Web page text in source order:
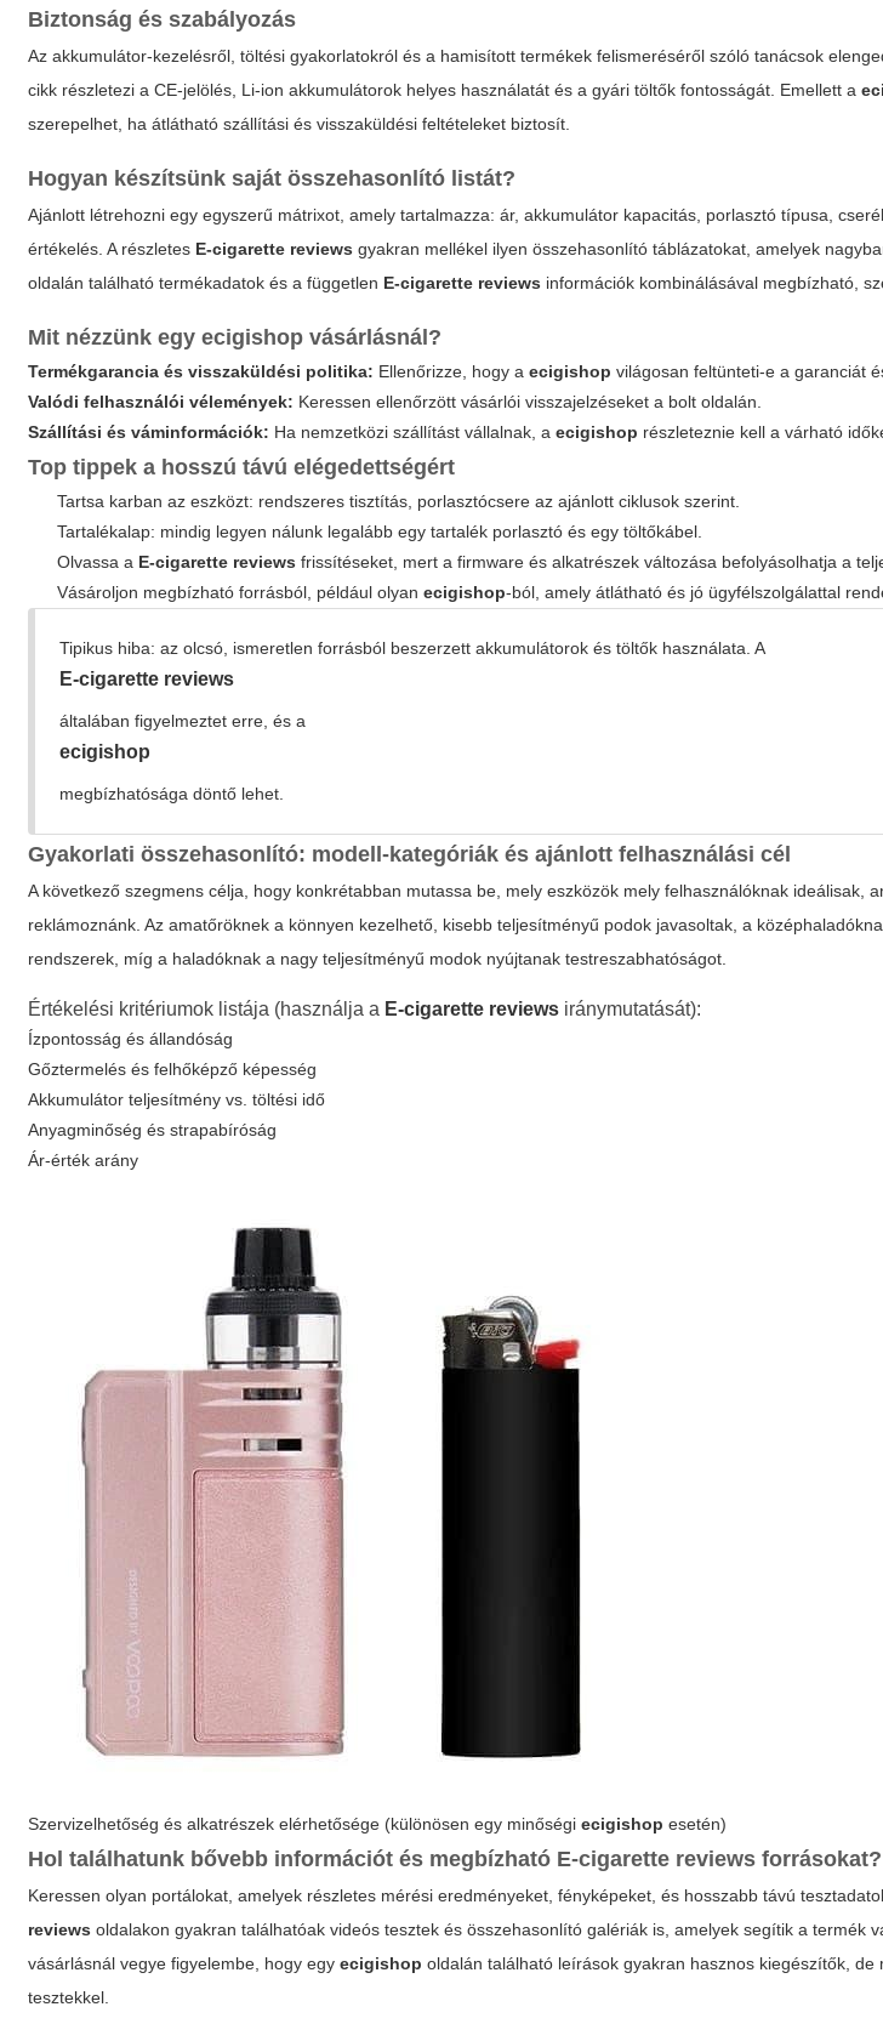
Biztonság és szabályozás
Az akkumulátor-kezelésről, töltési gyakorlatokról és a hamisított termékek felismeréséről szóló tanácsok
cikk részletezi a CE-jelölés, Li-ion akkumulátorok helyes használatát és a gyári töltők fontosságát. Emellett a
szerepelhet, ha átlátható szállítási és visszaküldési feltételeket biztosít.
Hogyan készítsünk saját összehasonlító listát?
Ajánlott létrehozni egy egyszerű mátrixot, amely tartalmazza: ár, akkumulátor kapacitás, porlasztó típusa,
értékelés. A részletes E-cigarette reviews gyakran mellékel ilyen összehasonlító táblázatokat, amelyek
oldalán található termékadatok és a független E-cigarette reviews információk kombinálásával megbízható,
Mit nézzünk egyecigishop vásárlásnál?
Termékgarancia és visszaküldési politika: Ellenőrizze, hogy aecigishop világosan feltünteti-e a garanciát
Valódi felhasználói vélemények: Keressen ellenőrzött vásárlói visszajelzéseket a bolt oldalán.
Szállítási és váminformációk: Ha nemzetközi szállítást vállalnak, aecigishop részleteznie kell a várható
Top tippek a hosszú távú elégedettségért
Tartsa karban az eszközt: rendszeres tisztítás, porlasztócsere az ajánlott ciklusok szerint.
Tartalékalap: mindig legyen nálunk legalább egy tartalék porlasztó és egy töltőkábel.
Olvassa a E-cigarette reviews frissítéseket, mert a firmware és alkatrészek változása befolyásolhatja a
Vásároljon megbízható forrásból, például olyanecigishop-ból, amely átlátható és jó ügyfélszolgálattal
Tipikus hiba: az olcsó, ismeretlen forrásból beszerzett akkumulátorok és töltők használata. A
E-cigarette reviews
általában figyelmeztet erre, és a
ecigishop
megbízhatósága döntő lehet.
Gyakorlati összehasonlító: modell-kategóriák és ajánlott felhasználási cél
A következő szegmens célja, hogy konkrétabban mutassa be, mely eszközök mely felhasználóknak ideálisak,
reklámoznánk. Az amatőröknek a könnyen kezelhető, kisebb teljesítményű podok javasoltak, a
rendszerek, míg a haladóknak a nagy teljesítményű modok nyújtanak testreszabhatóságot.
Értékelési kritériumok listája (használja a E-cigarette reviews iránymutatását):
Ízpontosság és állandóság
Gőztermelés és felhőképző képesség
Akkumulátor teljesítmény vs. töltési idő
Anyagminőség és strapabíróság
Ár-érték arány
Szervizelhetőség és alkatrészek elérhetősége (különösen egy minőségiecigishop esetén)
Hol találhatunk bővebb információt és megbízható E-cigarette reviews forrásokat?
Keressen olyan portálokat, amelyek részletes mérési eredményeket, fényképeket, és hosszabb távú
reviews oldalakon gyakran találhatóak videós tesztek és összehasonlító galériák is, amelyek segítik a termék
vásárlásnál vegye figyelembe, hogy egyecigishop oldalán található leírások gyakran hasznos kiegészítők, de
tesztekkel.